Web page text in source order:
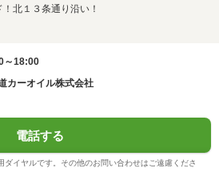
北１３条通り沿い！
～18:00
カーオイル株式会社
電話する
イヤルです。その他のお問い合わせはご遠慮くださ